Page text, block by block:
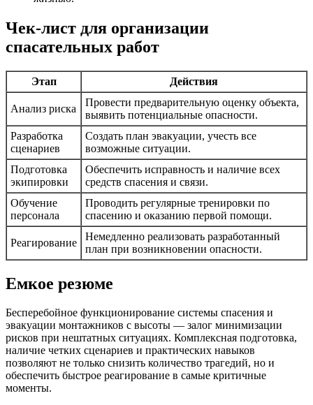
Чек-лист для организации
спасательных работ
Этап Действия
Анализ риска
Провести предварительную оценку объекта,
выявить потенциальные опасности.
Разработка
сценариев
Создать план эвакуации, учесть все
возможные ситуации.
Подготовка
экипировки
Обеспечить исправность и наличие всех
средств спасения и связи.
Обучение
персонала
Проводить регулярные тренировки по
спасению и оказанию первой помощи.
Реагирование
Немедленно реализовать разработанный
план при возникновении опасности.
Емкое резюме
Бесперебойное функционирование системы спасения и
эвакуации монтажников с высоты — залог минимизации
рисков при нештатных ситуациях. Комплексная подготовка,
наличие четких сценариев и практических навыков
позволяют не только снизить количество трагедий, но и
обеспечить быстрое реагирование в самые критичные
моменты.